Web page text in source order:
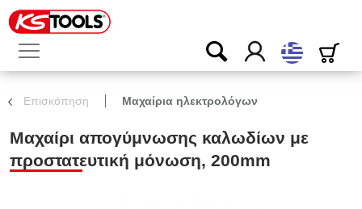
ελληνικά
Επισκόπηση Μαχαίρια ηλεκτρολόγων
Μαχαίρι απογύμνωσης καλωδίων με
προστατευτική μόνωση, 200mm